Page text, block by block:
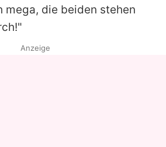
mega, die beiden stehen
Anzeige